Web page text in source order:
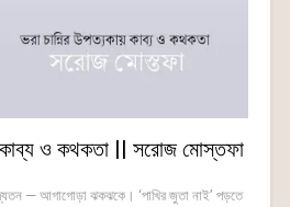
কাব্য ও কথকতা || সরোজ মোস্তফা
— আগাগোড়া ঝকঝকে। ‘পাখির জুতা নাই’ পড়তে